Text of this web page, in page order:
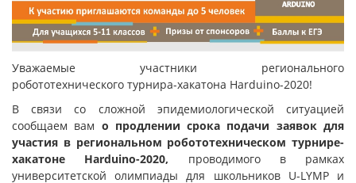
Уважаемые участники регионального
робототехнического турнира-хакатона Harduino-2020!
В связи со сложной эпидемиологической ситуацией
сообщаем вам о продлении срока подачи заявок для
участия в региональном робототехническом турнире-
хакатоне Harduino-2020, проводимого в рамках
университетской олимпиады для школьников U-LYMP и